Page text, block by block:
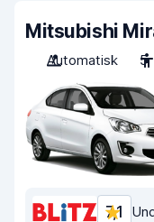
Mitsubishi
Automatisk
5
7,1